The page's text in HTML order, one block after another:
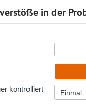
in der